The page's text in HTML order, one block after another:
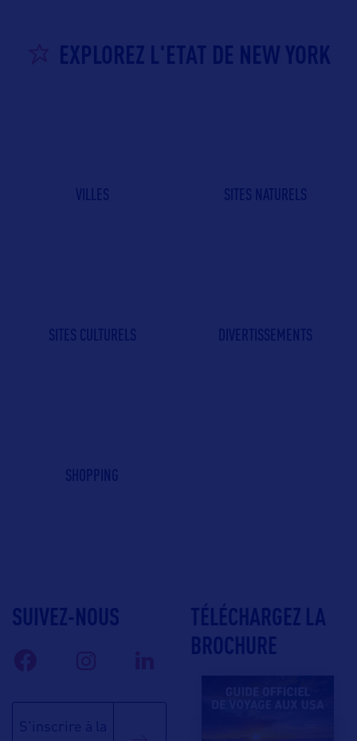
EXPLOREZ L'ETAT DE NEW YORK
VILLES SITES NATURELS
SITES CULTURELS DIVERTISSEMENTS
SHOPPING
SUIVEZ-NOUS
S'inscrire à la
TÉLÉCHARGEZ LA
BROCHURE